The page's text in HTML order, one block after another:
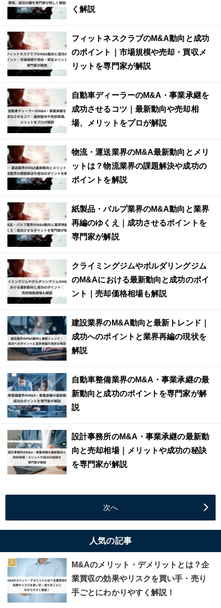
く解説
フィットネスクラブのM&A動向と成功
のポイント｜市場規模や売却・買収メ
リットを専門家が解説
自動車ディーラーのM&A・事業承継を
成功させるコツ｜最新動向や売却相
場、メリットをプロが解説
物流・運送業界のM&A最新動向とメリ
ットは？物流業界の課題解決や成功の
ポイントを解説
紙製品・パルプ業界のM&A動向と業界
再編のゆくえ｜成功させるポイントを
専門家が解説
クライミングジムやボルダリングジム
のM&Aにおける最新動向と成功のポイ
ント｜売却価格相場も解説
建設業界のM&A動向と最新トレンド｜
成功へのポイントと業界再編の現状を
解説
自動車整備業界のM&A・事業承継の最
新動向と成功のポイントを専門家が解
説
設計事務所のM&A・事業承継の最新動
向と売却相場｜メリットや成功の秘訣
を専門家が解説
次へ
人気の記事
M&Aのメリット・デメリットとは？企
業買収の効果やリスクを買い手・売り
手ごとにわかりやすく解説！